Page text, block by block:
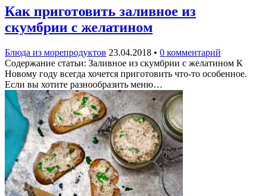
Как приготовить заливное из
скумбрии с желатином
Блюда из морепродуктов 23.04.2018 • 0 комментарий
Содержание статьи: Заливное из скумбрии с желатином К
Новому году всегда хочется приготовить что-то особенное.
Если вы хотите разнообразить меню…